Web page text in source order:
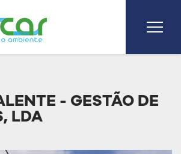
- GESTÃO DE
LDA